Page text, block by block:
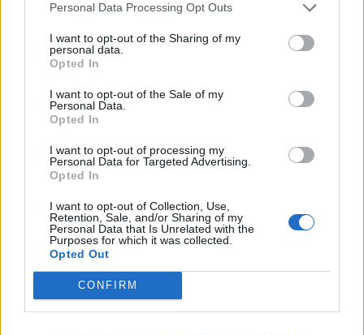
Personal Data Processing Opt Outs
I want to opt-out of the Sharing of my
personal data.
Opted In
I want to opt-out of the Sale of my
Personal Data.
Opted In
I want to opt-out of processing my
Personal Data for Targeted Advertising.
Opted In
I want to opt-out of Collection, Use,
Retention, Sale, and/or Sharing of my
Personal Data that Is Unrelated with the
Purposes for which it was collected.
Opted Out
CONFIRM
idea la dirò più avanti".